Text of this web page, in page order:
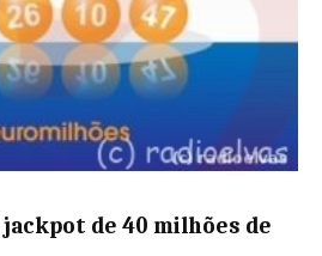
de 40 milhões de